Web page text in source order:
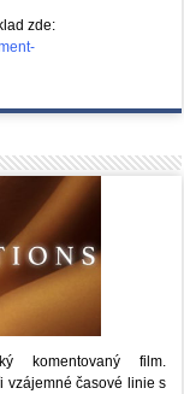
zde:
komentovaný film.
vzájemné časové linie s